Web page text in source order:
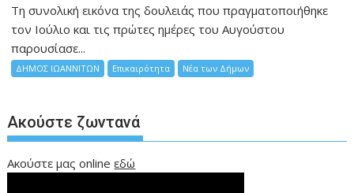
Τη συνολική εικόνα της δουλειάς που πραγματοποιήθηκε
τον Ιούλιο και τις πρώτες ημέρες του Αυγούστου
παρουσίασε...
ΔΗΜΟΣ ΙΩΑΝΝΙΤΩΝ Επικαιρότητα Νέα των Δήμων
Ακούστε ζωντανά
Ακούστε μας onlineεδώ